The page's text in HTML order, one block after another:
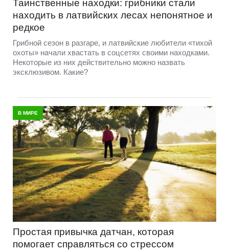
Таинственные находки: грибники стали
находить в латвийских лесах непонятное и
редкое
Грибной сезон в разгаре, и латвийские любители «тихой
охоты» начали хвастать в соцсетях своими находками.
Некоторые из них действительно можно назвать
эксклюзивом. Какие?
В МИРЕ
Простая привычка датчан, которая
помогает справляться со стрессом